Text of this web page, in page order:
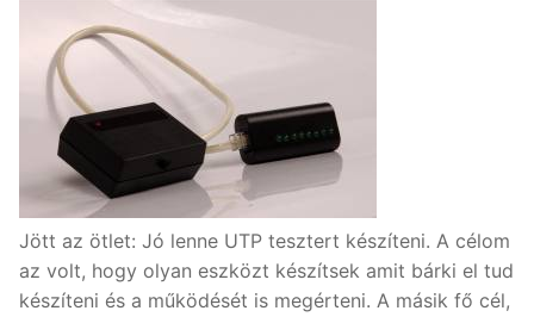
Jött az ötlet: Jó lenne UTP tesztert készíteni. A célom
az volt, hogy olyan eszközt készítsek amit bárki el tud
készíteni és a működését is megérteni. A másik fő cél,